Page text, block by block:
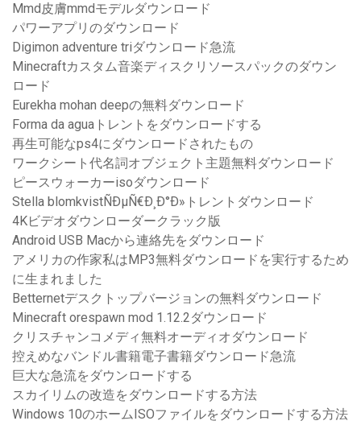
Mmd皮膚mmdモデルダウンロード
パワーアプリのダウンロード
Digimon adventure triダウンロード急流
Minecraftカスタム音楽ディスクリソースパックのダウン
ロード
Eurekha mohan deepの無料ダウンロード
Forma da aguaトレントをダウンロードする
再生可能なps4にダウンロードされたもの
ワークシート代名詞オブジェクト主題無料ダウンロード
ピースウォーカーisoダウンロード
Stella blomkvistÑÐµÑ€Ð¸Ð°Ð»トレントダウンロード
4Kビデオダウンローダークラック版
Android USB Macから連絡先をダウンロード
アメリカの作家私はMP3無料ダウンロードを実行するため
に生まれました
Betternetデスクトップバージョンの無料ダウンロード
Minecraft orespawn mod 1.12.2ダウンロード
クリスチャンコメディ無料オーディオダウンロード
控えめなバンドル書籍電子書籍ダウンロード急流
巨大な急流をダウンロードする
スカイリムの改造をダウンロードする方法
Windows 10のホームISOファイルをダウンロードする方法